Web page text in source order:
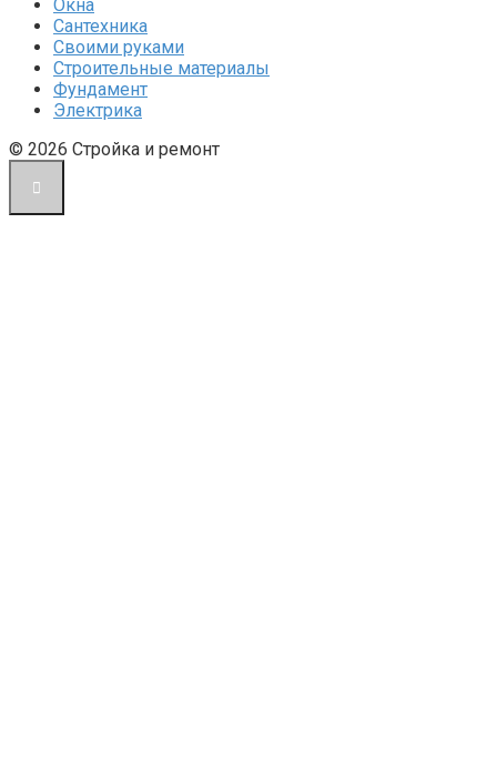
Окна
Сантехника
Своими руками
Строительные материалы
Фундамент
Электрика
© 2026 Стройка и ремонт